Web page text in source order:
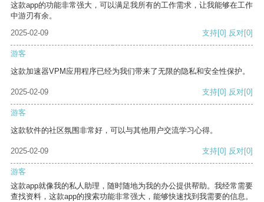
这款app的功能非常强大，可以满足我所有的工作需求，让我能够在工作
中游刃有余。
2025-02-09
支持[0] 反对[0]
游客
这款加速器VPM应用程序已经为我们带来了无限的隐私和安全性保护。
2025-02-09 支持[0] 反对[0]
游客
这款软件的社区氛围非常好，可以与其他用户交流学习心得。
2025-02-09 支持[0] 反对[0]
游客
这款app就像我的私人助理，随时随地为我的办公提供帮助。我经常需要
查找资料，这款app的搜索功能非常强大，能够快速找到我需要的信息。